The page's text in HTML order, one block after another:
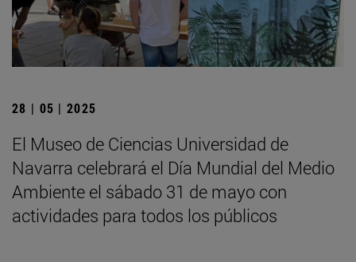
28 | 05 | 2025
El Museo de Ciencias Universidad de
Navarra celebrará el Día Mundial del Medio
Ambiente el sábado 31 de mayo con
actividades para todos los públicos